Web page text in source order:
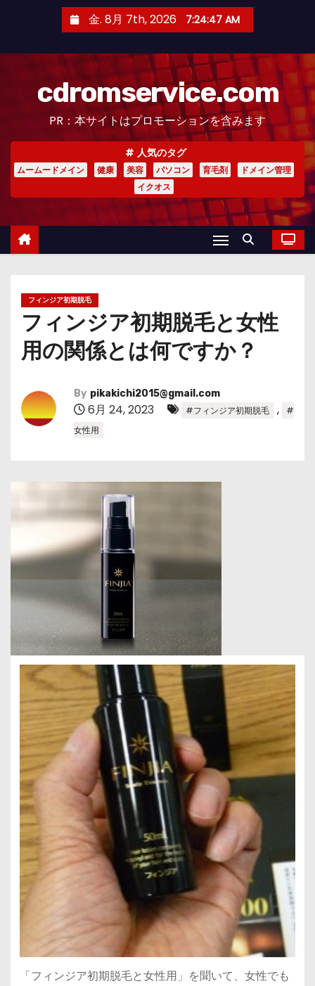
金. 8月 7th, 2026 7:24:48 AM
cdromservice.com
PR：本サイトはプロモーションを含みます
人気のタグ
ムームードメイン 健康 美容 パソコン 育毛剤
ドメイン管理
イクオス
フィンジア初期脱毛
フィンジア初期脱毛と女性
用の関係とは何ですか？
By pikakichi2015@gmail.com
6月 24, 2023 #フィンジア初期脱毛 ,
#
女性用
「フィンジア初期脱毛と女性用」を聞いて、女性でも